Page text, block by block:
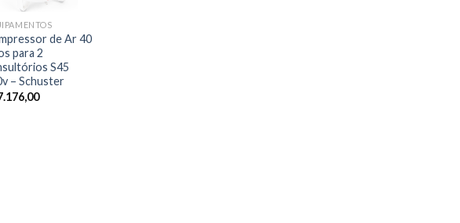
de Ar 40
para 2
S45
– Schuster